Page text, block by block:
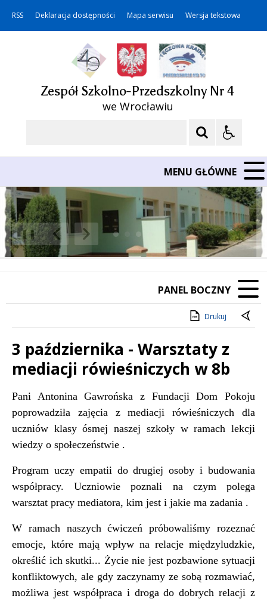
RSS Deklaracja dostępności Mapa serwisu Wersja tekstowa
Zespół Szkolno-Przedszkolny Nr 4
we Wrocławiu
MENU GŁÓWNE
Poprzedni Element
Następny Element
❚❚
PANEL BOCZNY
Drukuj
3 października - Warsztaty z
mediacji rówieśniczych w 8b
Treść
Pani Antonina Gawrońska z Fundacji Dom Pokoju
poprowadziła zajęcia z mediacji rówieśniczych dla
uczniów klasy ósmej naszej szkoły w ramach lekcji
wiedzy o społeczeństwie .
Program uczy empatii do drugiej osoby i budowania
współpracy. Uczniowie poznali na czym polega
warsztat pracy mediatora, kim jest i jakie ma zadania .
W ramach naszych ćwiczeń próbowaliśmy rozeznać
emocje, które mają wpływ na relacje międzyludzkie,
określić ich skutki... Życie nie jest pozbawione sytuacji
konfliktowych, ale gdy zaczynamy ze sobą rozmawiać,
możliwa jest współpraca i droga do dobrych relacji z